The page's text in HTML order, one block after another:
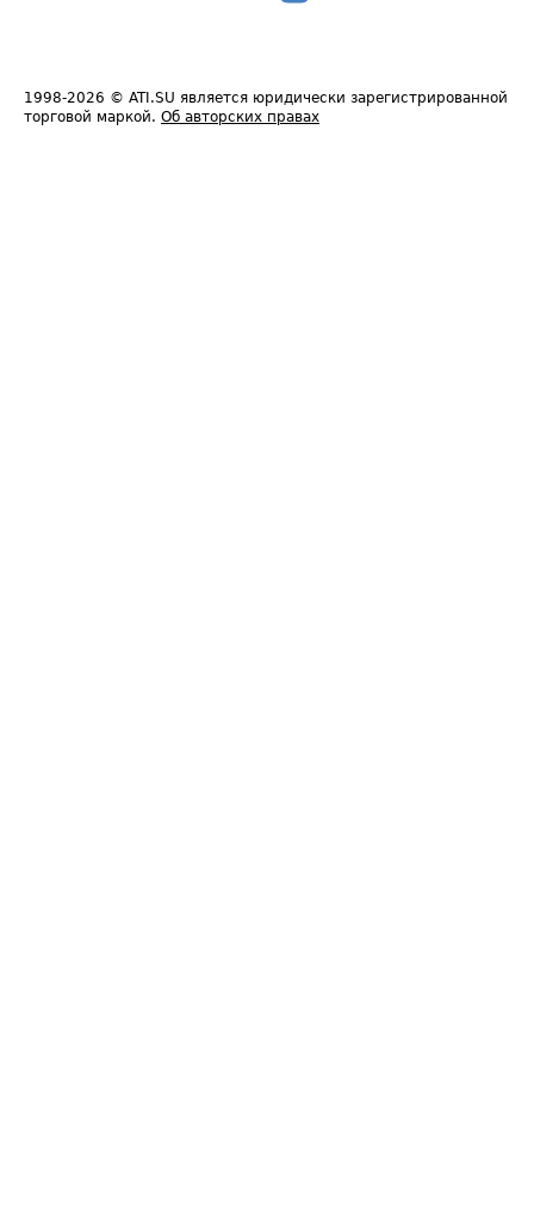
1998-2026 © ATI.SU является юридически зарегистрированной
торговой маркой. Об авторских правах